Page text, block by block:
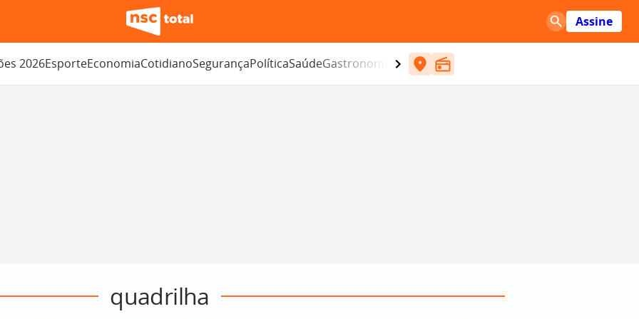
Assine
2026EsporteEconomiaCotidianoSegurançaPolíticaSaúdeGastronomia Entretenimento
quadrilha